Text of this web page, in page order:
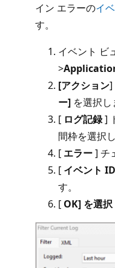
イン エラーのイ
す。
イベント ビ
>
[アクション]
ー] を選択し
[ ログ記録]
間枠を選択し
[ エラー] チ
[ イベント ID
す。
[ OK] を選択